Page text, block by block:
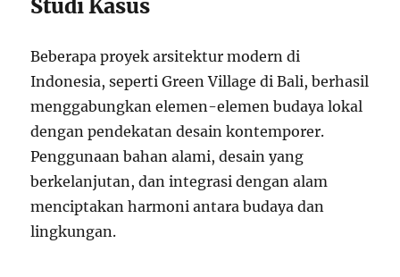
Studi Kasus
Beberapa proyek arsitektur modern di
Indonesia, seperti Green Village di Bali, berhasil
menggabungkan elemen-elemen budaya lokal
dengan pendekatan desain kontemporer.
Penggunaan bahan alami, desain yang
berkelanjutan, dan integrasi dengan alam
menciptakan harmoni antara budaya dan
lingkungan.